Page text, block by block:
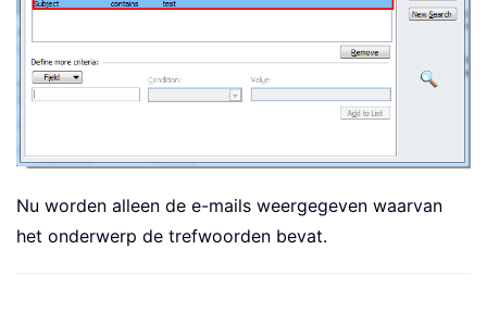
Nu worden alleen de e-mails weergegeven waarvan
het onderwerp de trefwoorden bevat.